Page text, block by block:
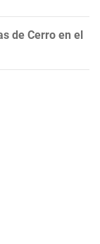
de Cerro en el